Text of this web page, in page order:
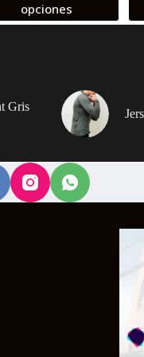
opciones
Gris